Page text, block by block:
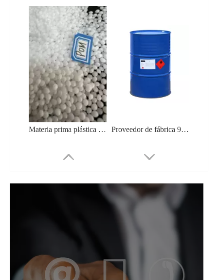
Materia prima plástica de color natural POM poliacetal/poliformaldehído Proveedor de fábrica 99,9% N, N-dimetilformamida DMF CAS 68-12-2
Carbonato de dimetilo/DMC CAS 616-38-6 para recubrimientos, adhesivos y agentes de limpieza